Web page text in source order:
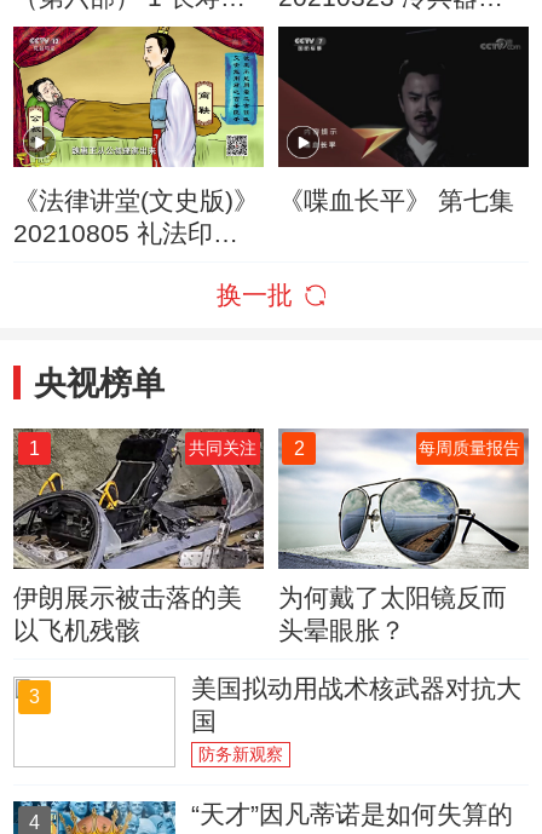
奥秘 身心健康的标准
代 围魏救赵 3
《法律讲堂(文史版)》
20210805 礼法印记
《喋血长平》 第七集
换一批
央视榜单
1 共同关注
伊朗展示被击落的美
以飞机残骸
2 每周质量报告
为何戴了太阳镜反而
头晕眼胀？
3
美国拟动用战术核武器对抗大
国
防务新观察
4 “天才”因凡蒂诺是如何失算的